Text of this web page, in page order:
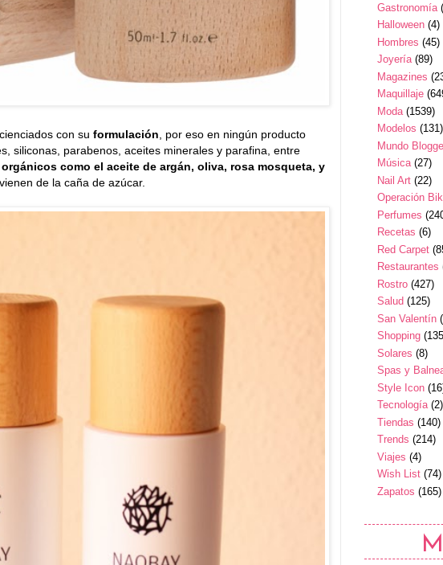
con su formulación , por eso en ningún producto
siliconas, parabenos, aceites minerales y parafina, entre
como el aceite de argán, oliva, rosa mosqueta, y
de la caña de azúcar.
Gastronomía
Halloween (4)
Hombres (45)
Joyería (89)
Magazines
Maquillaje
Moda (1539)
Modelos (131)
Mundo
Música (27)
Nail Art (22)
Operación
Perfumes
Recetas (6)
Red Carpet
Restaurantes
Rostro (427)
Salud (125)
San Valentín
Shopping
Solares (8)
Spas y
Style Icon
Tecnología (2)
Tiendas (140)
Trends (214)
Viajes (4)
Wish List (74)
Zapatos (165)